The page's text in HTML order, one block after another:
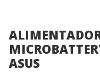
ASUS